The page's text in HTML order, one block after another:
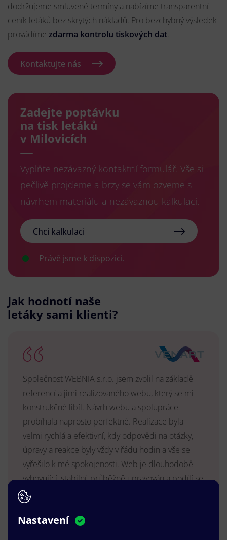
dodržujeme smluvené termíny a nabízíme transparentní
ceník letáků bez skrytých nákladů. Pro bezchybný výsledek
provádíme zdarma kontrolu tiskových dat.
Kontaktujte nás
Zadejte poptávku
na tisk letáků
v Milovicích
Vyplňte nezávazný kontaktní formulář. Vše si
pečlivě projdeme a brzy se vám ozveme s
návrhem materiálu a nezávaznou kalkulací.
Chci kalkulaci
Právě jsme k dispozici.
Jak hodnotí naše
letáky sami klienti?
Společnost WEBNIA s.r.o. jsem zvolil na základě
referencí a jimi realizovaného webu, který se mi
konstrukčně libíl. Návrh webu a spolupráce
probíhala naprosto perfektně. Realizace byla
velmi rychlá a efektivní, kdy odpovědi na otázky,
úpravy a reakce byly vždy v řádu hodin a vše se
vyřešilo k mé spokojenosti. Web je dlouhodobě
vyhovující, stabilní, průběžně upravován a podílí se
na pozitivním vnímání naší značky.
MUDr. Radek Vyšohlíd
VENART s.r.o.
Nastavení